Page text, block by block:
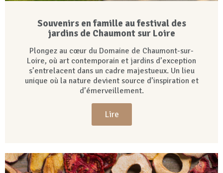
Souvenirs en famille au festival des
jardins de Chaumont sur Loire
Plongez au cœur du Domaine de Chaumont-sur-
Loire, où art contemporain et jardins d’exception
s’entrelacent dans un cadre majestueux. Un lieu
unique où la nature devient source d’inspiration et
d’émerveillement.
Lire